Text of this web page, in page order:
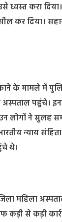
करा
कर दिया।
के मामले में
पहुंचे।
लोगों ने सुलह
न्याय
थे।
महिला
कड़ी से कड़ी